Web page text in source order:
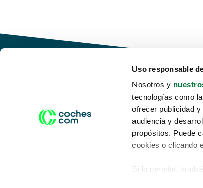
Uso responsable
Nosotros y
tecnologías como
ofrecer publicidad
audiencia y
propósitos. Puede
cookies o clicando
Si lo permite,
Conduce tu futuro,
desata tu movilidad